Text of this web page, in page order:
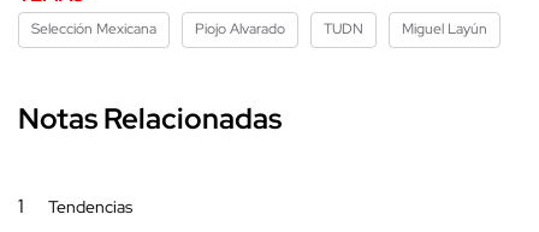
Selección Mexicana Piojo Alvarado TUDN Miguel Layún
Notas Relacionadas
1 Tendencias